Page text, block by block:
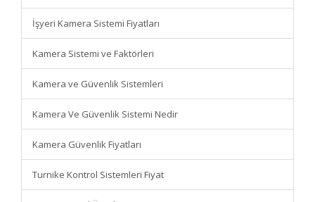
İşyeri Kamera Sistemi Fiyatları
Kamera Sistemi ve Faktörleri
Kamera ve Güvenlik Sistemleri
Kamera Ve Güvenlik Sistemi Nedir
Kamera Güvenlik Fiyatları
Turnike Kontrol Sistemleri Fiyat